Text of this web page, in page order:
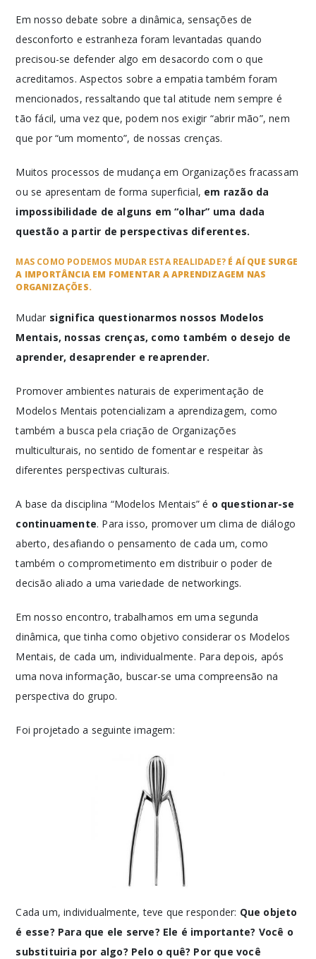
Em nosso debate sobre a dinâmica, sensações de
desconforto e estranheza foram levantadas quando
precisou-se defender algo em desacordo com o que
acreditamos. Aspectos sobre a empatia também foram
mencionados, ressaltando que tal atitude nem sempre é
tão fácil, uma vez que, podem nos exigir “abrir mão”, nem
que por “um momento”, de nossas crenças.
Muitos processos de mudança em Organizações fracassam
ou se apresentam de forma superficial, em razão da
impossibilidade de alguns em “olhar” uma dada
questão a partir de perspectivas diferentes.
MAS COMO PODEMOS MUDAR ESTA REALIDADE? É AÍ QUE SURGE
A IMPORTÂNCIA EM FOMENTAR A APRENDIZAGEM NAS
ORGANIZAÇÕES.
Mudar significa questionarmos nossos Modelos
Mentais, nossas crenças, como também o desejo de
aprender, desaprender e reaprender.
Promover ambientes naturais de experimentação de
Modelos Mentais potencializam a aprendizagem, como
também a busca pela criação de Organizações
multiculturais, no sentido de fomentar e respeitar às
diferentes perspectivas culturais.
A base da disciplina “Modelos Mentais” é o questionar-se
continuamente. Para isso, promover um clima de diálogo
aberto, desafiando o pensamento de cada um, como
também o comprometimento em distribuir o poder de
decisão aliado a uma variedade de networkings.
Em nosso encontro, trabalhamos em uma segunda
dinâmica, que tinha como objetivo considerar os Modelos
Mentais, de cada um, individualmente. Para depois, após
uma nova informação, buscar-se uma compreensão na
perspectiva do grupo.
Foi projetado a seguinte imagem:
Cada um, individualmente, teve que responder: Que objeto
é esse? Para que ele serve? Ele é importante? Você o
substituiria por algo? Pelo o quê? Por que você